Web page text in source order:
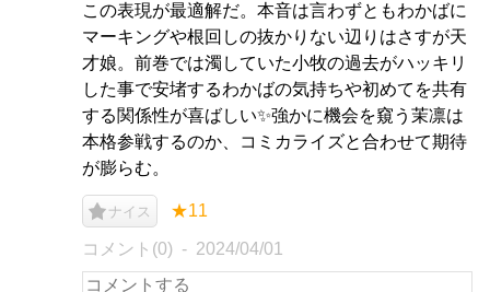
この表現が最適解だ。本音は言わずともわかばに
マーキングや根回しの抜かりない辺りはさすが天
才娘。前巻では濁していた小牧の過去がハッキリ
した事で安堵するわかばの気持ちや初めてを共有
する関係性が喜ばしい✨強かに機会を窺う茉凛は
本格参戦するのか、コミカライズと合わせて期待
が膨らむ。
ナイス ★11
コメント(0) 2024/04/01